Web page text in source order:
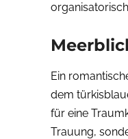
Ein
dem
für eine
Trauung,